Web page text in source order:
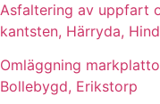
Asfaltering av uppfart
kantsten, Härryda,
Omläggning
Bollebygd, Erikstorp